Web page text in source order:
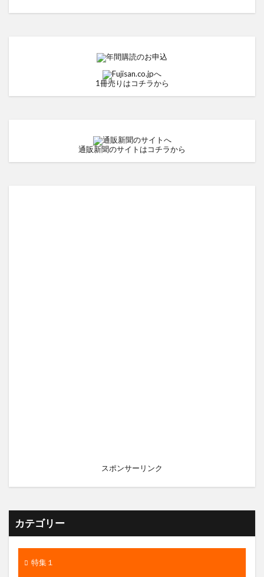
1冊売りはコチラから
通販新聞のサイトはコチラから
スポンサーリンク
カテゴリー
特集１